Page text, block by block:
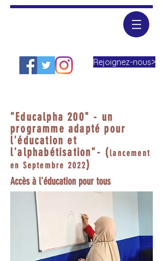
Rejoignez-nous>
"Educalpha 200" - un
programme adapté pour
l'éducation et
l'alphabétisation"- (lancement
en Septembre 2022)
Accès à l'éducation pour tous